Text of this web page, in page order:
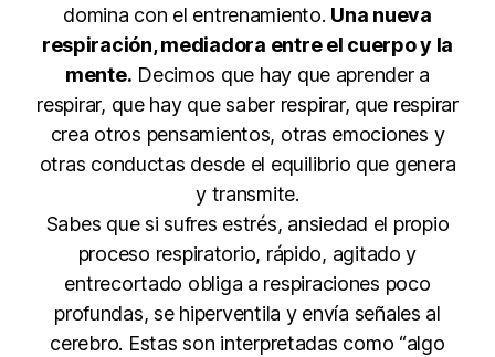
domina con el entrenamiento. Una nueva
respiración, mediadora entre el cuerpo y la
mente. Decimos que hay que aprender a
respirar, que hay que saber respirar, que respirar
crea otros pensamientos, otras emociones y
otras conductas desde el equilibrio que genera
y transmite.
Sabes que si sufres estrés, ansiedad el propio
proceso respiratorio, rápido, agitado y
entrecortado obliga a respiraciones poco
profundas, se hiperventila y envía señales al
cerebro. Estas son interpretadas como “algo